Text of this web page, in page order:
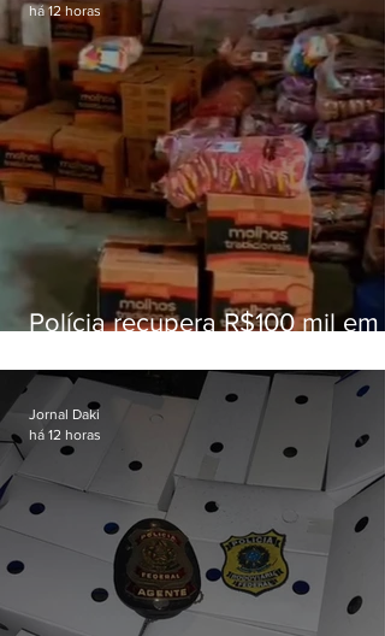
Polícia recupera R$100 mil em
Fluminense
há 12 horas
Jornal Daki
há 12 horas